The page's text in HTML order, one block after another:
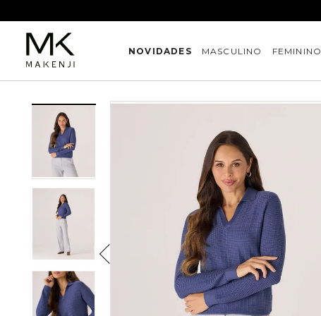
NOVIDADES MASCULINO FEMININO